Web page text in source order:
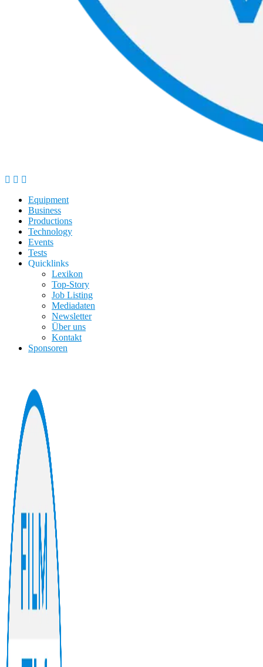
Equipment
Business
Productions
Technology
Events
Tests
Quicklinks
Lexikon
Top-Story
Job Listing
Mediadaten
Newsletter
Über uns
Kontakt
Sponsoren